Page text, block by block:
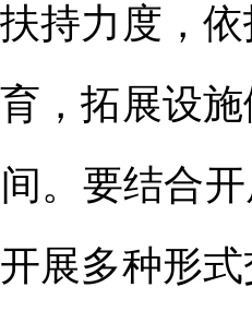
持力度，
，拓展设
。要结合
展多种形